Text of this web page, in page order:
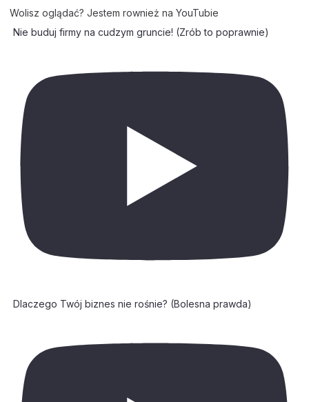
Wolisz oglądać? Jestem rownież na YouTubie
Nie buduj firmy na cudzym gruncie! (Zrób to poprawnie)
Dlaczego Twój biznes nie rośnie? (Bolesna prawda)